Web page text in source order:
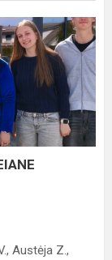
Austėja Z.,